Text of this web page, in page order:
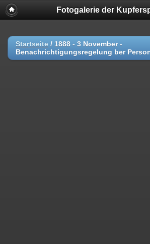
Fotogalerie der
Startseite / 1888 - 3 November -
Benachrichtigungsregelung ber